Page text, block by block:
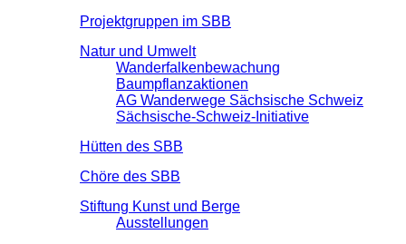
Projektgruppen im SBB
Natur und Umwelt
Wanderfalkenbewachung
Baumpflanzaktionen
AG Wanderwege Sächsische Schweiz
Sächsische-Schweiz-Initiative
Hütten des SBB
Chöre des SBB
Stiftung Kunst und Berge
Ausstellungen